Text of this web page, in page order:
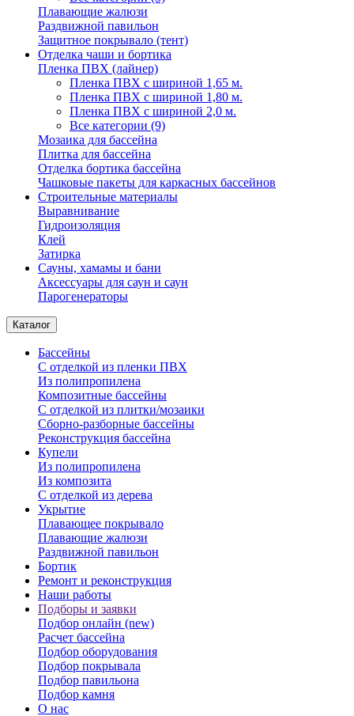
Плавающие жалюзи
Раздвижной павильон
Защитное покрывало (тент)
Отделка чаши и бортика
Пленка ПВХ (лайнер)
Пленка ПВХ с шириной 1,65 м.
Пленка ПВХ с шириной 1,80 м.
Пленка ПВХ с шириной 2,0 м.
Все категории (9)
Мозаика для бассейна
Плитка для бассейна
Отделка бортика бассейна
Чашковые пакеты для каркасных бассейнов
Строительные материалы
Выравнивание
Гидроизоляция
Клей
Затирка
Сауны, хамамы и бани
Аксессуары для саун и саун
Парогенераторы
Каталог
Бассейны
С отделкой из пленки ПВХ
Из полипропилена
Композитные бассейны
С отделкой из плитки/мозаики
Сборно-разборные бассейны
Реконструкция бассейна
Купели
Из полипропилена
Из композита
С отделкой из дерева
Укрытие
Плавающее покрывало
Плавающие жалюзи
Раздвижной павильон
Бортик
Ремонт и реконструкция
Наши работы
Подборы и заявки
Подбор онлайн (new)
Расчет бассейна
Подбор оборудования
Подбор покрывала
Подбор павильона
Подбор камня
О нас